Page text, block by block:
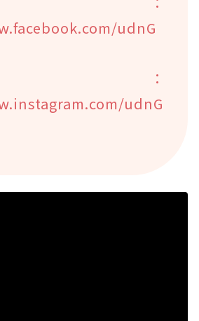
udnG
：
udnG